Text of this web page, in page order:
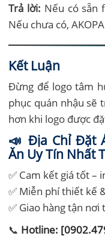
Trả lời: Nếu có sẵn
Nếu chưa có,
Kết Luận
Đừng để logo tâm
phục quán nhậu sẽ
hơn khi logo được
📣 Địa Chỉ Đặt
Ăn Uy Tín Nhất
✅ Cam kết giá tốt –
✅ Miễn phí thiết kế
✅ Giao hàng tận
📞 Hotline: